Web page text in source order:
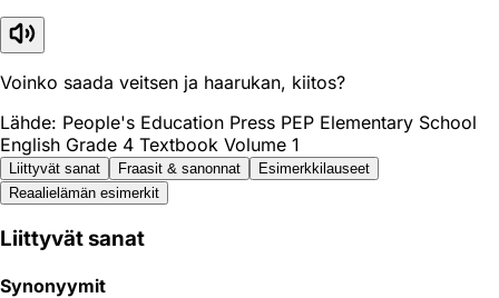
Voinko saada veitsen ja haarukan, kiitos?
Lähde: People's Education Press PEP Elementary School
English Grade 4 Textbook Volume 1
Liittyvät sanat Fraasit & sanonnat
Esimerkkilauseet
Reaali­elämän esimerkit
Liittyvät sanat
Synonyymit